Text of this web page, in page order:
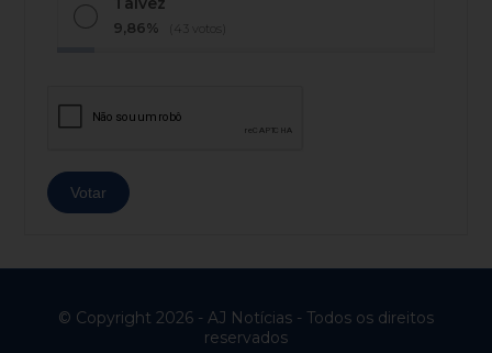
9,86% (43 votos)
© Copyright 2026 - AJ Notícias - Todos os direitos
reservados